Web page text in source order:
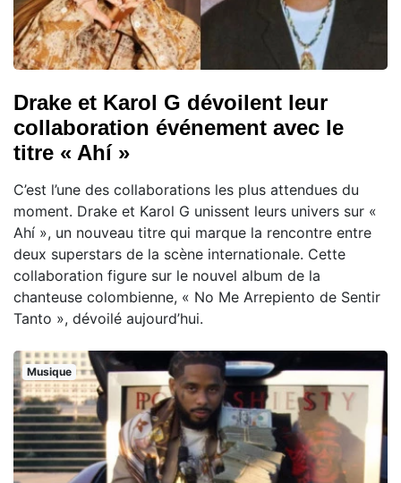
Drake et Karol G dévoilent leur
collaboration événement avec le
titre « Ahí »
C’est l’une des collaborations les plus attendues du
moment. Drake et Karol G unissent leurs univers sur «
Ahí », un nouveau titre qui marque la rencontre entre
deux superstars de la scène internationale. Cette
collaboration figure sur le nouvel album de la
chanteuse colombienne, « No Me Arrepiento de Sentir
Tanto », dévoilé aujourd’hui.
Musique